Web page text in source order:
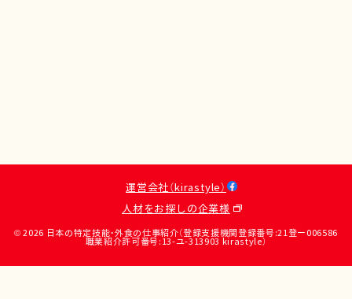
運営会社（kirastyle）
人材をお探しの企業様
© 2026 日本の特定技能・外食の仕事紹介（登録支援機関登録番号:21登ー006586
職業紹介許可番号:13-ユ-313903 kirastyle）